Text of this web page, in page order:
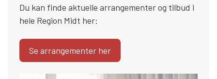
Du kan finde aktuelle arrangementer og tilbud i
hele Region Midt her:
Se arrangementer her